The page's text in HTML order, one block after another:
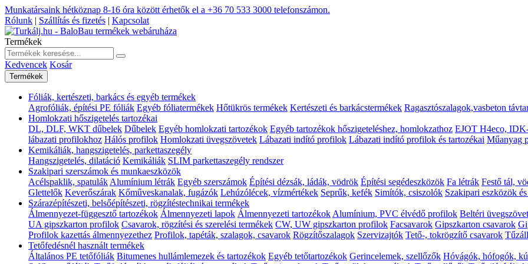
Munkatársaink hétköznap 8-16 óra között érhetők el a +36 70 533 3000 telefonszámon.
Rólunk | Szállítás és fizetés | Kapcsolat
Termékek
Kedvencek Kosár
Termékek
Fóliák, kertészeti, barkács és egyéb termékek
Agrofóliák, építési PE fóliák Egyéb fóliatermékek Hőtükrös termékek Kertészeti és barkácstermékek Ragasztószalagok,vasbeton
Homlokzati hőszigetelés tartozékai
DL, DLF, WKT dűbelek Dűbelek Egyéb homlokzati tartozékok Egyéb tartozékok hőszigeteléshez, homlokzathoz EJOT H4eco,
lábazati profilokhoz Hálós profilok Homlokzati üvegszövetek Lábazati indító profilok Lábazati indító profilok és tartozékai Műanyag
Kemikáliák, hangszigetelés, parkettaszegély
Hangszigetelés, dilatáció Kemikáliák SLIM parkettaszegély rendszer
Szakipari szerszámok és munkaeszközök
Acélspaklik, spatulák Alumínium létrák Egyéb szerszámok Építési dézsák, ládák, vödrök Építési segédeszközök Fa létrák Festő tál,
Glettelők Keverőszárak Kőműveskanalak, fugázók Lehúzólécek, vízmértékek Seprűk, kefék Simítók, csiszolók Szakipari eszközök
Szárazépítészeti, belsőépítészeti, rögzítéstechnikai termékek
Álmennyezet-függesztő tartozékok Álmennyezeti lapok Álmennyezeti tartozékok Alumínium, PVC élvédő profilok Beltéri
UA gipszkarton profilok Csavarok, rögzítési és szerelési termékek CW, UW gipszkarton profilok Facsavarok Gipszkarton csavarok
Profilok kazettás álmennyezethez Profilok, tapéták, szalagok, csavarok Rögzítőszalagok Szervizajtók Tető-, tokrögzítő csavarok
Tetőfedésnél használt termékek
Általános PE tetőfóliák Bitumenes hullámlemezek és tartozékok Egyéb tetőtartozékok Gerincelemek, szellőzők Hóvágók, hófogók,